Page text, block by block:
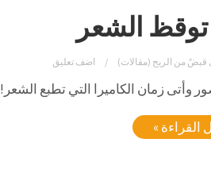
توقظ الشعر
قبضٌ من الريح (مقالات) اضف تعليق
وأتى زمان الكاميرا التي تطبع الشعر!
القراءة »